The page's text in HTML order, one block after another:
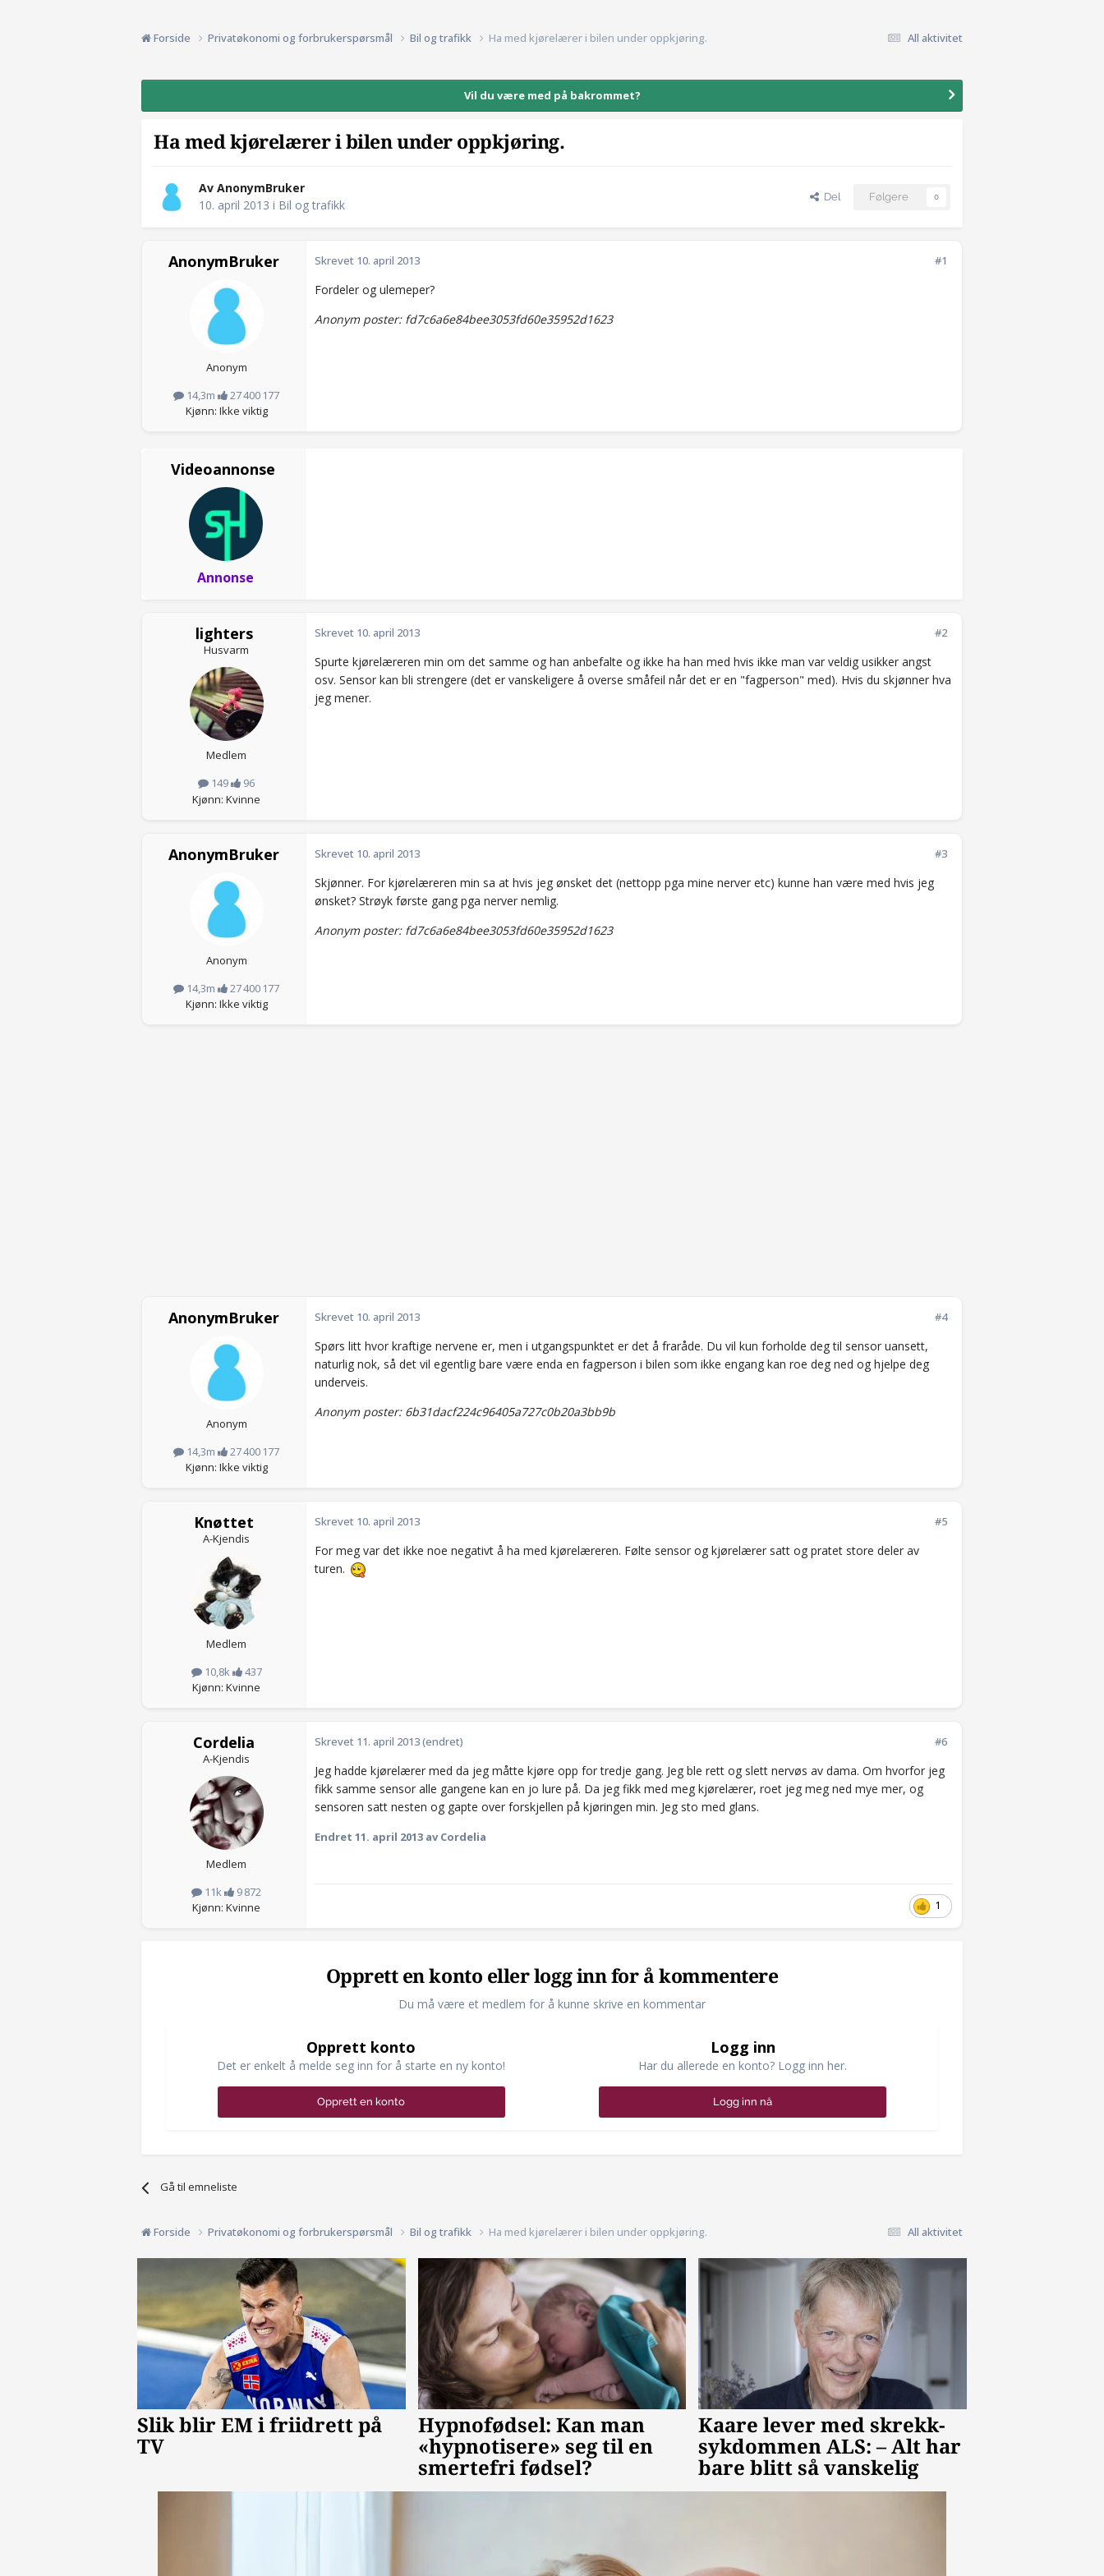
All aktivitet
Forside Privatøkonomi og forbrukerspørsmål Bil og trafikk Ha med kjørelærer i bilen under oppkjøring.
Vil du være med på bakrommet?
Ha med kjørelærer i bilen under oppkjøring.
Av AnonymBruker
10. april 2013 i Bil og trafikk
Del Følgere 0
AnonymBruker
Anonym
14,3m
27 400 177
Kjønn: Ikke viktig
#1
Skrevet 10. april 2013
Fordeler og ulemeper?
Anonym poster: fd7c6a6e84bee3053fd60e35952d1623
Videoannonse
Annonse
lighters
Husvarm
Medlem
149
96
Kjønn: Kvinne
#2
Skrevet 10. april 2013
Spurte kjørelæreren min om det samme og han anbefalte og ikke ha han med hvis ikke man var veldig usikker angst
osv. Sensor kan bli strengere (det er vanskeligere å overse småfeil når det er en "fagperson" med). Hvis du skjønner hva
jeg mener.
AnonymBruker
Anonym
14,3m
27 400 177
Kjønn: Ikke viktig
#3
Skrevet 10. april 2013
Skjønner. For kjørelæreren min sa at hvis jeg ønsket det (nettopp pga mine nerver etc) kunne han være med hvis jeg
ønsket? Strøyk første gang pga nerver nemlig.
Anonym poster: fd7c6a6e84bee3053fd60e35952d1623
AnonymBruker
Anonym
14,3m
27 400 177
Kjønn: Ikke viktig
#4
Skrevet 10. april 2013
Spørs litt hvor kraftige nervene er, men i utgangspunktet er det å fraråde. Du vil kun forholde deg til sensor uansett,
naturlig nok, så det vil egentlig bare være enda en fagperson i bilen som ikke engang kan roe deg ned og hjelpe deg
underveis.
Anonym poster: 6b31dacf224c96405a727c0b20a3bb9b
Knøttet
A-Kjendis
Medlem
10,8k
437
Kjønn: Kvinne
#5
Skrevet 10. april 2013
For meg var det ikke noe negativt å ha med kjørelæreren. Følte sensor og kjørelærer satt og pratet store deler av
turen.
Cordelia
A-Kjendis
Medlem
11k
9 872
Kjønn: Kvinne
#6
Skrevet 11. april 2013(endret)
Jeg hadde kjørelærer med da jeg måtte kjøre opp for tredje gang. Jeg ble rett og slett nervøs av dama. Om hvorfor jeg
fikk samme sensor alle gangene kan en jo lure på. Da jeg fikk med meg kjørelærer, roet jeg meg ned mye mer, og
sensoren satt nesten og gapte over forskjellen på kjøringen min. Jeg sto med glans.
Endret 11. april 2013 av Cordelia
1
Opprett en konto eller logg inn for å kommentere
Du må være et medlem for å kunne skrive en kommentar
Opprett konto
Det er enkelt å melde seg inn for å starte en ny konto!
Opprett en konto
Logg inn
Har du allerede en konto? Logg inn her.
Logg inn nå
Gå til emneliste
All aktivitet
Forside Privatøkonomi og forbrukerspørsmål Bil og trafikk Ha med kjørelærer i bilen under oppkjøring.